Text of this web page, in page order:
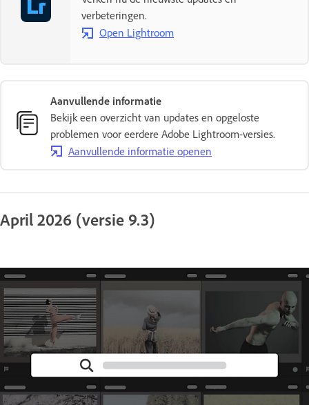
verbeteringen.
Open Lightroom
Aanvullende informatie
Bekijk een overzicht van updates en opgeloste
problemen voor eerdere Adobe Lightroom-versies.
Aanvullende informatie openen
April 2026 (versie 9.3)